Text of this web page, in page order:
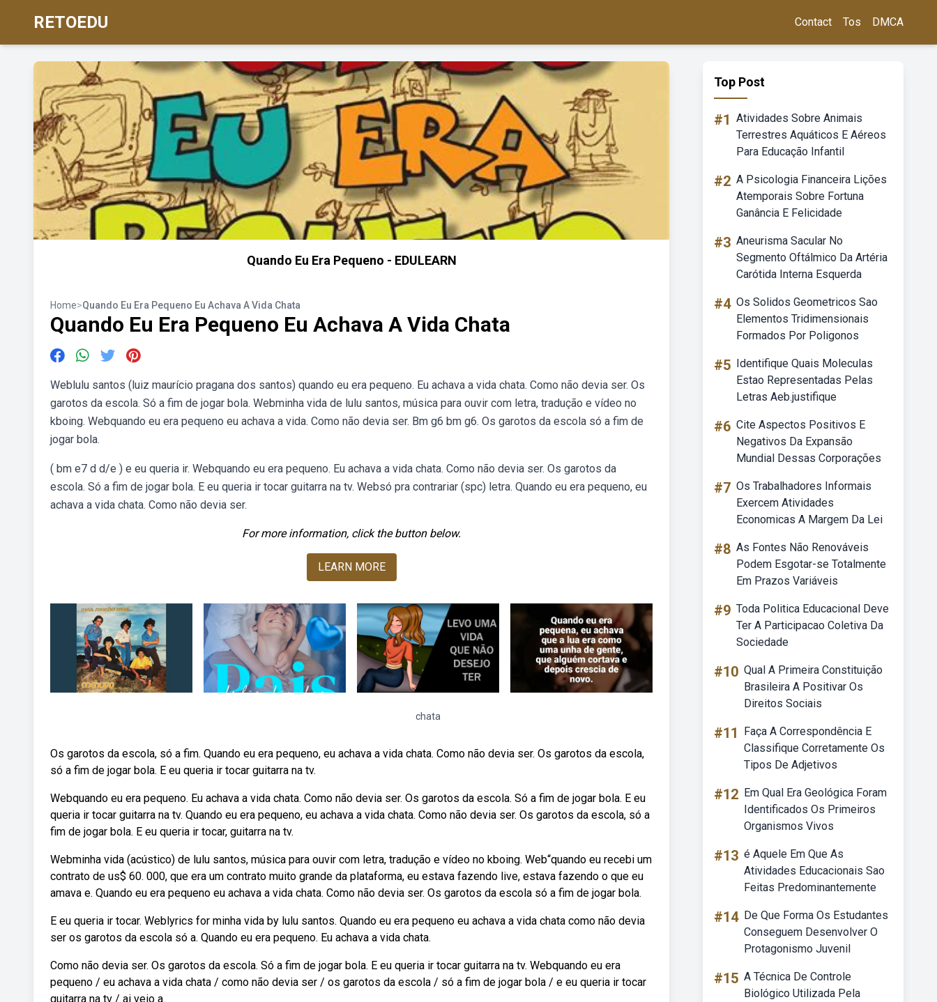
RETOEDU Contact Tos DMCA
Quando Eu Era Pequeno - EDULEARN
Home>Quando Eu Era Pequeno Eu Achava A Vida Chata
Quando Eu Era Pequeno Eu Achava A Vida Chata
Weblulu santos (luiz maurício pragana dos santos) quando eu era pequeno. Eu achava a vida chata. Como não devia ser. Os
garotos da escola. Só a fim de jogar bola. Webminha vida de lulu santos, música para ouvir com letra, tradução e vídeo no
kboing. Webquando eu era pequeno eu achava a vida. Como não devia ser. Bm g6 bm g6. Os garotos da escola só a fim de
jogar bola.
( bm e7 d d/e ) e eu queria ir. Webquando eu era pequeno. Eu achava a vida chata. Como não devia ser. Os garotos da
escola. Só a fim de jogar bola. E eu queria ir tocar guitarra na tv. Websó pra contrariar (spc) letra. Quando eu era pequeno, eu
achava a vida chata. Como não devia ser.
For more information, click the button below.
LEARN MORE
chata
Os garotos da escola, só a fim. Quando eu era pequeno, eu achava a vida chata. Como não devia ser. Os garotos da escola,
só a fim de jogar bola. E eu queria ir tocar guitarra na tv.
Webquando eu era pequeno. Eu achava a vida chata. Como não devia ser. Os garotos da escola. Só a fim de jogar bola. E eu
queria ir tocar guitarra na tv. Quando eu era pequeno, eu achava a vida chata. Como não devia ser. Os garotos da escola, só a
fim de jogar bola. E eu queria ir tocar, guitarra na tv.
Webminha vida (acústico) de lulu santos, música para ouvir com letra, tradução e vídeo no kboing. Web“quando eu recebi um
contrato de us$ 60. 000, que era um contrato muito grande da plataforma, eu estava fazendo live, estava fazendo o que eu
amava e. Quando eu era pequeno eu achava a vida chata. Como não devia ser. Os garotos da escola só a fim de jogar bola.
E eu queria ir tocar. Weblyrics for minha vida by lulu santos. Quando eu era pequeno eu achava a vida chata como não devia
ser os garotos da escola só a. Quando eu era pequeno. Eu achava a vida chata.
Como não devia ser. Os garotos da escola. Só a fim de jogar bola. E eu queria ir tocar guitarra na tv. Webquando eu era
pequeno / eu achava a vida chata / como não devia ser / os garotos da escola / só a fim de jogar bola / e eu queria ir tocar
guitarra na tv / ai veio a.
Top Post
#1 Atividades Sobre Animais
Terrestres Aquáticos E Aéreos
Para Educação Infantil
#2 A Psicologia Financeira Lições
Atemporais Sobre Fortuna
Ganância E Felicidade
#3 Aneurisma Sacular No
Segmento Oftálmico Da Artéria
Carótida Interna Esquerda
#4 Os Solidos Geometricos Sao
Elementos Tridimensionais
Formados Por Poligonos
#5 Identifique Quais Moleculas
Estao Representadas Pelas
Letras Aeb.justifique
#6 Cite Aspectos Positivos E
Negativos Da Expansão
Mundial Dessas Corporações
#7 Os Trabalhadores Informais
Exercem Atividades
Economicas A Margem Da Lei
#8 As Fontes Não Renováveis
Podem Esgotar-se Totalmente
Em Prazos Variáveis
#9 Toda Politica Educacional Deve
Ter A Participacao Coletiva Da
Sociedade
#10 Qual A Primeira Constituição
Brasileira A Positivar Os
Direitos Sociais
#11
Faça A Correspondência E
Classifique Corretamente Os
Tipos De Adjetivos
#12 Em Qual Era Geológica Foram
Identificados Os Primeiros
Organismos Vivos
#13 é Aquele Em Que As
Atividades Educacionais Sao
Feitas Predominantemente
#14 De Que Forma Os Estudantes
Conseguem Desenvolver O
Protagonismo Juvenil
#15 A Técnica De Controle
Biológico Utilizada Pela